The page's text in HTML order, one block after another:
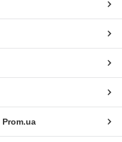
Prom.ua